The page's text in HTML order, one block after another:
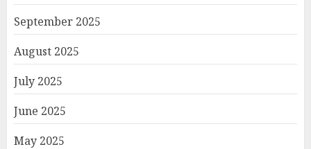
September 2025
August 2025
July 2025
June 2025
May 2025